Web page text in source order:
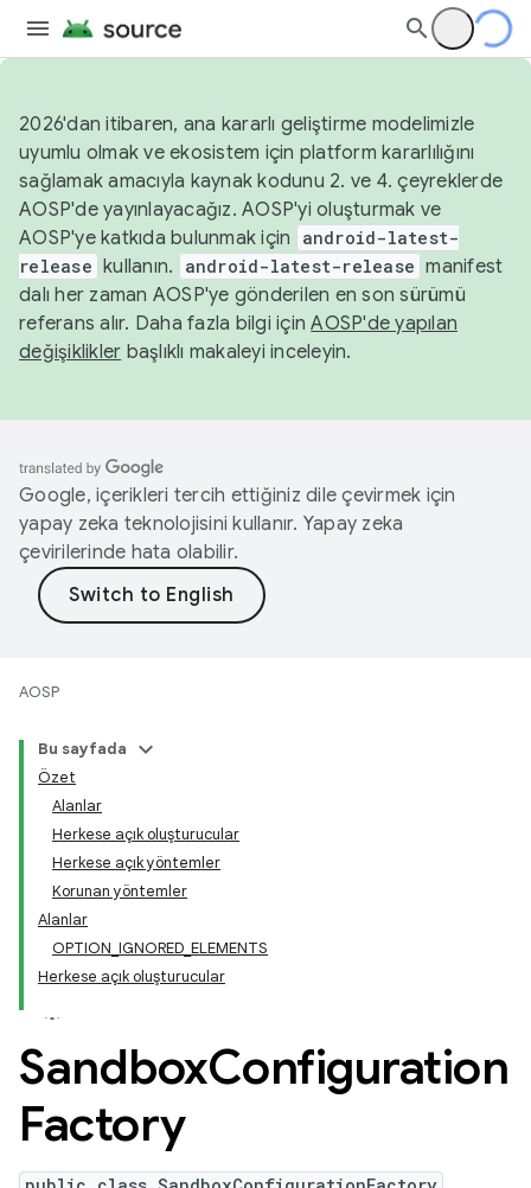
2026'dan itibaren, ana kararlı geliştirme modelimizle
uyumlu olmak ve ekosistem için platform kararlılığını
sağlamak amacıyla kaynak kodunu 2. ve 4. çeyreklerde
AOSP'de yayınlayacağız. AOSP'yi oluşturmak ve
AOSP'ye katkıda bulunmak için
android-latest-
release kullanın. android-latest-release manifest
dalı her zaman AOSP'ye gönderilen en son sürümü
referans alır. Daha fazla bilgi içinAOSP'de yapılan
değişiklikler başlıklı makaleyi inceleyin.
Google, içerikleri tercih ettiğiniz dile çevirmek için
yapay zeka teknolojisini kullanır. Yapay zeka
çevirilerinde hata olabilir.
AOSP
Bu sayfada
Özet
Alanlar
Herkese açık oluşturucular
Herkese açık yöntemler
Korunan yöntemler
Alanlar
OPTION_IGNORED_ELEMENTS
Herkese açık oluşturucular
SandboxConfiguration
Factory